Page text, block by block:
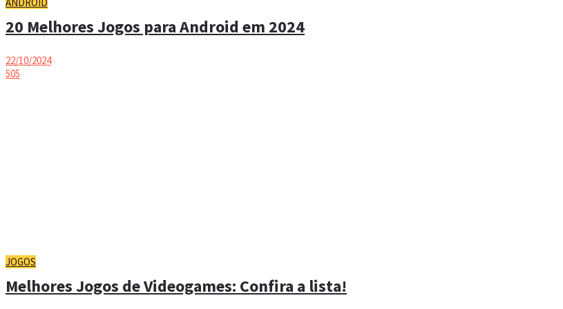
20 Melhores Jogos para Android em 2024
22/10/2024
505
JOGOS
Melhores Jogos de Videogames: Confira a lista!